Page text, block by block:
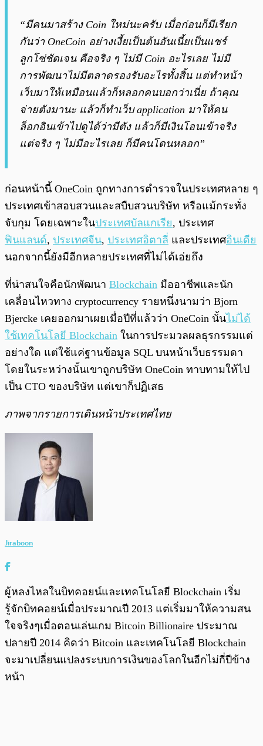
“มีคนมาสร้าง Coin ใหม่นะครับ เมื่อก่อนก็มีเรียก
กันว่า OneCoin อย่างเงี้ยเป็นต้นอันเนี้ยเป็นแชร์
ลูกโซ่ชัดเจน คือจริง ๆ ไม่มี Coin อะไรเลย ไม่มี
การพัฒนาไม่มีตลาดรองรับอะไรทั้งสิ้น แต่ทำหน้า
เว็บมาให้เหมือนแล้วก็หลอกคนบอกว่าเนี่ย ถ้าคุณ
จ่ายตังมานะ แล้วก็ทำเว็บ application มาให้คน
ล็อกอินเข้าไปดูได้ว่ามีตัง แล้วก็มีเงินโอนเข้าจริง
แต่จริง ๆ ไม่มีอะไรเลย ก็มีคนโดนหลอก”
ก่อนหน้านี้ OneCoin ถูกทางการตำรวจในประเทศหลาย ๆ
ประเทศเข้าสอบสวนและสบืบสวนบริษัท หรือแม้กระทั่ง
จับกุม โดยเฉพาะในประเทศบัลแกเรีย, ประเทศ
ฟินแลนด์, ประเทศจีน, ประเทศอิตาลี่ และประเทศอินเดีย
นอกจากนี้ยังมีอีกหลายประเทศที่ไม่ได้เอ่ยถึง
ที่น่าสนใจคือนักพัฒนา Blockchain มืออาชีพและนัก
เคลื่อนไหวทาง cryptocurrency รายหนึ่งนามว่า Bjorn
Bjercke เคยออกมาเผยเมื่อปีที่แล้วว่า OneCoin นั้นไม่ได้
ใช้เทคโนโลยี Blockchain ในการประมวลผลธุรกรรมแต่
อย่างใด แต่ใช้แค่ฐานข้อมูล SQL บนหน้าเว็บธรรมดา
โดยในระหว่างนั้นเขาถูกบริษัท OneCoin ทาบทามให้ไป
เป็น CTO ของบริษัท แต่เขาก็ปฏิเสธ
ภาพจากรายการเดินหน้าประเทศไทย
Jiraboon
ผู้หลงไหลในบิทคอยน์และเทคโนโลยี Blockchain เริ่ม
รู้จักบิทคอยน์เมื่อประมาณปี 2013 แต่เริ่มมาให้ความสน
ใจจริงๆเมื่อตอนเล่นเกม Bitcoin Billionaire ประมาณ
ปลายปี 2014 คิดว่า Bitcoin และเทคโนโลยี Blockchain
จะมาเปลี่ยนแปลงระบบการเงินของโลกในอีกไม่กี่ปีข้าง
หน้า